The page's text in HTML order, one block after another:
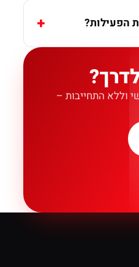
הפעילות?
וללא התחייבות –